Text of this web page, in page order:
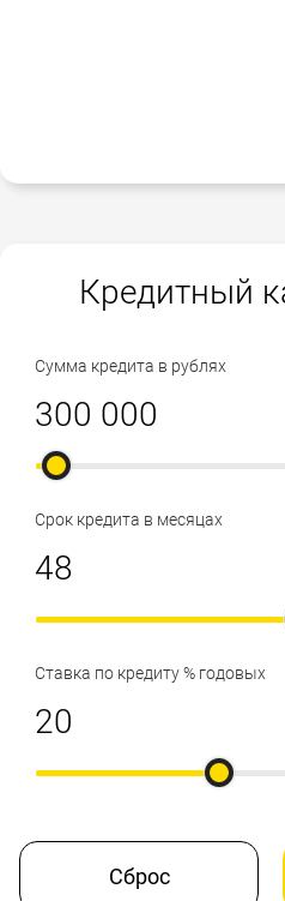
Кредитный
Сумма кредита в рублях
Срок кредита в месяцах
Ставка по кредиту % годовых
Сброс